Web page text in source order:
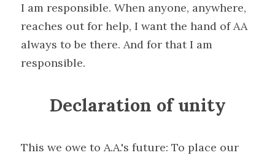
I am responsible. When anyone, anywhere,
reaches out for help, I want the hand of AA
always to be there. And for that I am
responsible.
Declaration of unity
This we owe to A.A.'s future: To place our